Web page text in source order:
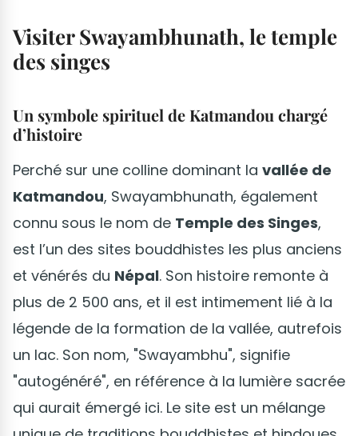
Visiter Swayambhunath, le temple
des singes
Un symbole spirituel de Katmandouchargé
d’histoire
Perché sur une colline dominant la vallée de
Katmandou, Swayambhunath, également
connu sous le nom de Temple des Singes,
est l’un des sites bouddhistes les plus anciens
et vénérés du Népal. Son histoire remonte à
plus de 2 500 ans, et il est intimement lié à la
légende de la formation de la vallée, autrefois
un lac. Son nom, "Swayambhu", signifie
"autogénéré", en référence à la lumière sacrée
qui aurait émergé ici. Le site est un mélange